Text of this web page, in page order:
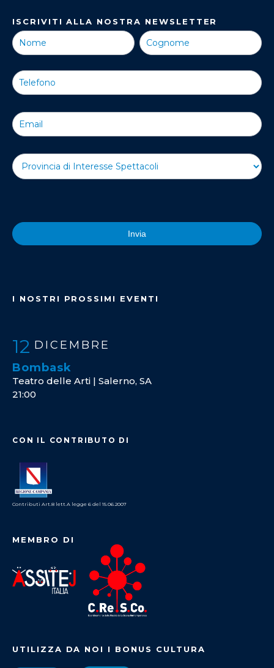
ISCRIVITI ALLA NOSTRA NEWSLETTER
Iscriviti alla
Invia
I NOSTRI PROSSIMI EVENTI
12 DICEMBRE
Bombask
Teatro delle Arti | Salerno, SA
21:00
CON IL CONTRIBUTO DI
Contributi Art.8 lett.A legge 6 del 15.06.2007
MEMBRO DI
UTILIZZA DA NOI I BONUS CULTURA